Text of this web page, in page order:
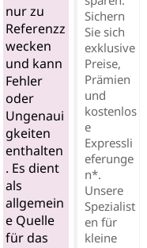
nur zu
Referenzz
wecken
und kann
Fehler
oder
Ungenaui
gkeiten
enthalten
. Es dient
als
allgemein
e Quelle
für das
Sichern
Sie sich
exklusive
Preise,
Prämien
und
kostenlos
e
Expressli
eferunge
n*.
Unsere
Spezialist
en für
kleine